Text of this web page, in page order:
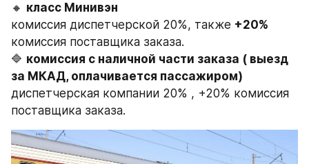
🔸 класс Минивэн
комиссия диспетчерской 20%, также +20%
комиссия поставщика заказа.
🔷 комиссия с наличной части заказа ( выезд
за МКАД, оплачивается пассажиром)
диспетчерская компании 20% , +20% комиссия
поставщика заказа.